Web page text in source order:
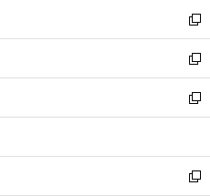
く
で
開
く
ド
ウ
で
開
く
ィ
ン
ド
ウ
で
開
い
ウ
ィ
ン
ド
ウ
開
く
新
し
い
ウ
ィ
ン
ウ
で
新
し
い
ウ
ン
ド
新
し
ウ
ィ
新